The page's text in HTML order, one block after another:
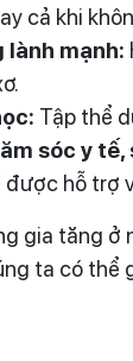
cả khi
lành mạnh:
Tập thể
sóc y
được hỗ trợ
gia tăng ở
ta có thể